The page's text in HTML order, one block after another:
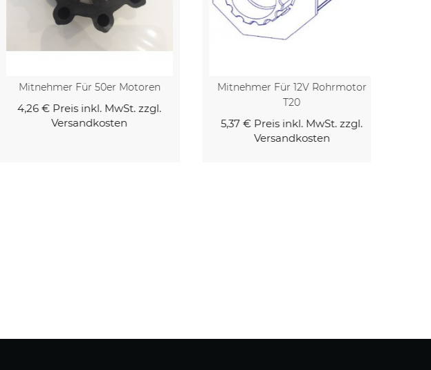
Mitnehmer Für 50er Motoren
4,26 €Preis inkl. MwSt. zzgl.
Versandkosten
Mitnehmer Für 12V Rohrmotor
5,37 €Preis inkl. MwSt. zzgl.
Versandkosten